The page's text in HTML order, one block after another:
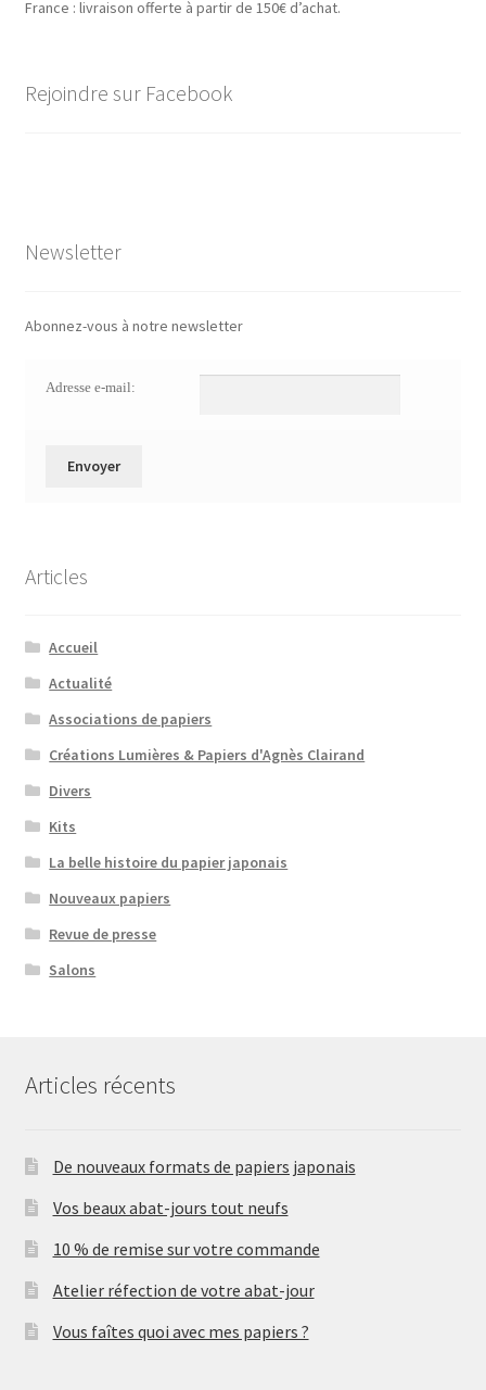
France : livraison offerte à partir de 150€ d’achat.
Rejoindre sur Facebook
Newsletter
Abonnez-vous à notre newsletter
Adresse e-mail:
Articles
Accueil
Actualité
Associations de papiers
Créations Lumières & Papiers d'Agnès Clairand
Divers
Kits
La belle histoire du papier japonais
Nouveaux papiers
Revue de presse
Salons
Articles récents
De nouveaux formats de papiers japonais
Vos beaux abat-jours tout neufs
10 % de remise sur votre commande
Atelier réfection de votre abat-jour
Vous faîtes quoi avec mes papiers ?